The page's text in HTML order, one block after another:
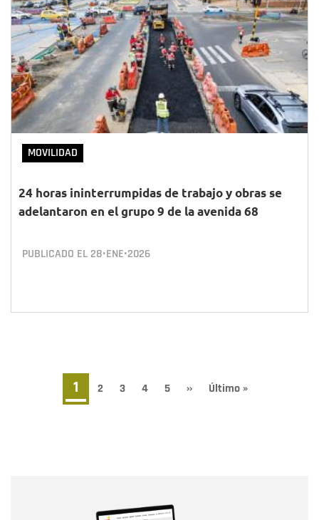
MOVILIDAD
24 horas ininterrumpidas de trabajo y obras se
adelantaron en el grupo 9 de la avenida 68
PUBLICADO EL 28•ENE•2026
Paginación
Página
actual
1 Page
2 Page
3 Page
4 Page
5
Siguiente
››
Última
Último »